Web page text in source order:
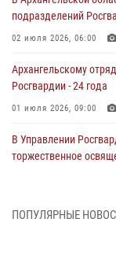
подразделений
02 июля 2026, 06:00
Архангельскому
Росгвардии - 24 года
01 июля 2026, 09:00
В Управлении
торжественное
Военнослужащие по
ПОПУЛЯРНЫЕ